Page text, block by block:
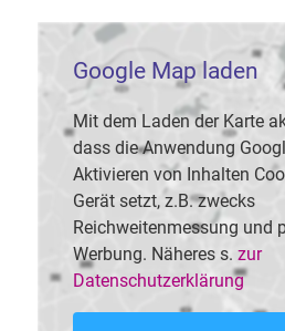
Google Map laden
Mit dem Laden der Karte
dass die Anwendung
Aktivieren von Inhalten
Gerät setzt, z.B. zwecks
Reichweitenmessung und
Werbung. Näheres s. zur
Datenschutzerklärung